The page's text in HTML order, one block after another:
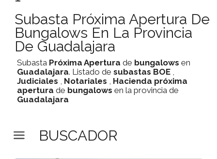
Subasta Próxima Apertura De
Bungalows En La Provincia
De Guadalajara
Subasta Próxima Apertura de bungalows en
Guadalajara. Listado de subastas BOE ,
Judiciales , Notariales , Hacienda próxima
apertura de bungalows en la provincia de
Guadalajara
BUSCADOR